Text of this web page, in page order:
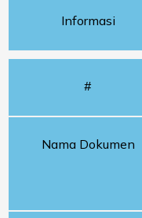
Informasi
#
Nama Dokumen